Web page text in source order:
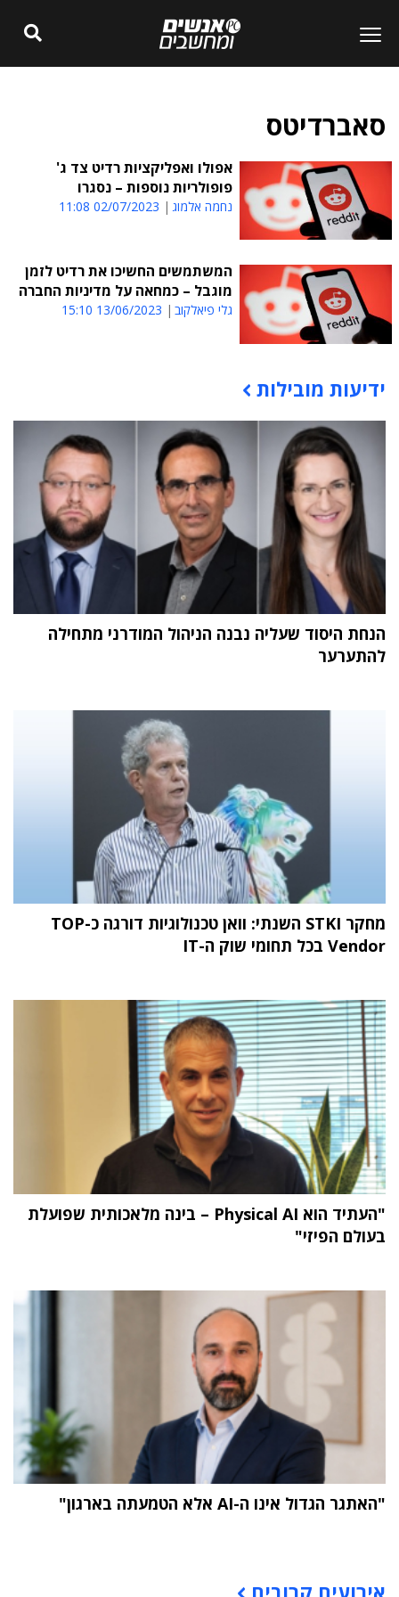
סאברדיטס
אפולו ואפליקציות רדיט צד ג'
פופולריות נוספות – נסגרו
נחמה אלמוג 02/07/2023 11:08
המשתמשים החשיכו את רדיט לזמן
מוגבל – כמחאה על מדיניות החברה
גלי פיאלקוב 13/06/2023 15:10
תוכן פרסומי
ידיעות מובילות
הנחת היסוד שעליה נבנה הניהול המודרני מתחילה
להתערער
מחקר STKI השנתי: וואן טכנולוגיות דורגה כ-TOP
Vendor בכל תחומי שוק ה-IT
"העתיד הוא Physical AI – בינה מלאכותית שפועלת
בעולם הפיזי"
"האתגר הגדול אינו ה-AI אלא הטמעתה בארגון"
אירועים קרובים